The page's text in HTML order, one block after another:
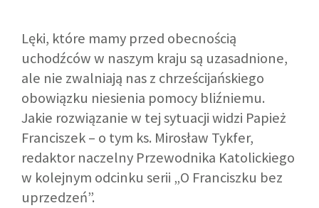
Lęki, które mamy przed obecnością
uchodźców w naszym kraju są uzasadnione,
ale nie zwalniają nas z chrześcijańskiego
obowiązku niesienia pomocy bliźniemu.
Jakie rozwiązanie w tej sytuacji widzi Papież
Franciszek – o tym ks. Mirosław Tykfer,
redaktor naczelny Przewodnika Katolickiego
w kolejnym odcinku serii „O Franciszku bez
uprzedzeń”.